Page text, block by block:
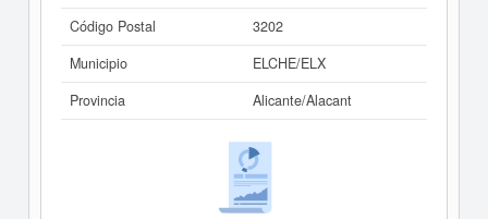
Código Postal
3202
Municipio
ELCHE/ELX
Provincia
Alicante/Alacant